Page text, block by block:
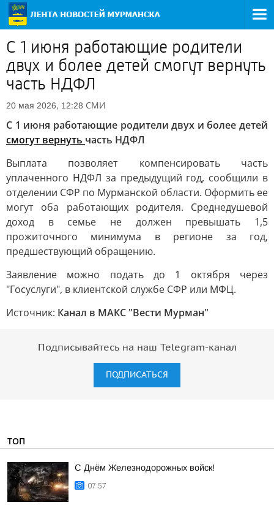
С 1 июня работающие родители
двух и более детей смогут вернуть
часть НДФЛ
20 мая 2026, 12:28 СМИ
С 1 июня работающие родители двух и более детей
смогут вернуть часть НДФЛ
Выплата позволяет компенсировать часть
уплаченного НДФЛ за предыдущий год, сообщили в
отделении СФР по Мурманской области. Оформить ее
могут оба работающих родителя. Среднедушевой
доход в семье не должен превышать 1,5
прожиточного минимума в регионе за год,
предшествующий обращению.
Заявление можно подать до 1 октября через
"Госуслуги", в клиентской службе СФР или МФЦ.
Источник: Канал в МАКС "Вести Мурман"
Подписывайтесь на наш Telegram-канал
ПОДПИСАТЬСЯ
ТОП
С Днём Железнодорожных войск!
07:57